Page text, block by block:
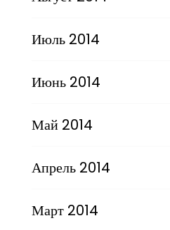
Июль 2014
Июнь 2014
Май 2014
Апрель 2014
Март 2014